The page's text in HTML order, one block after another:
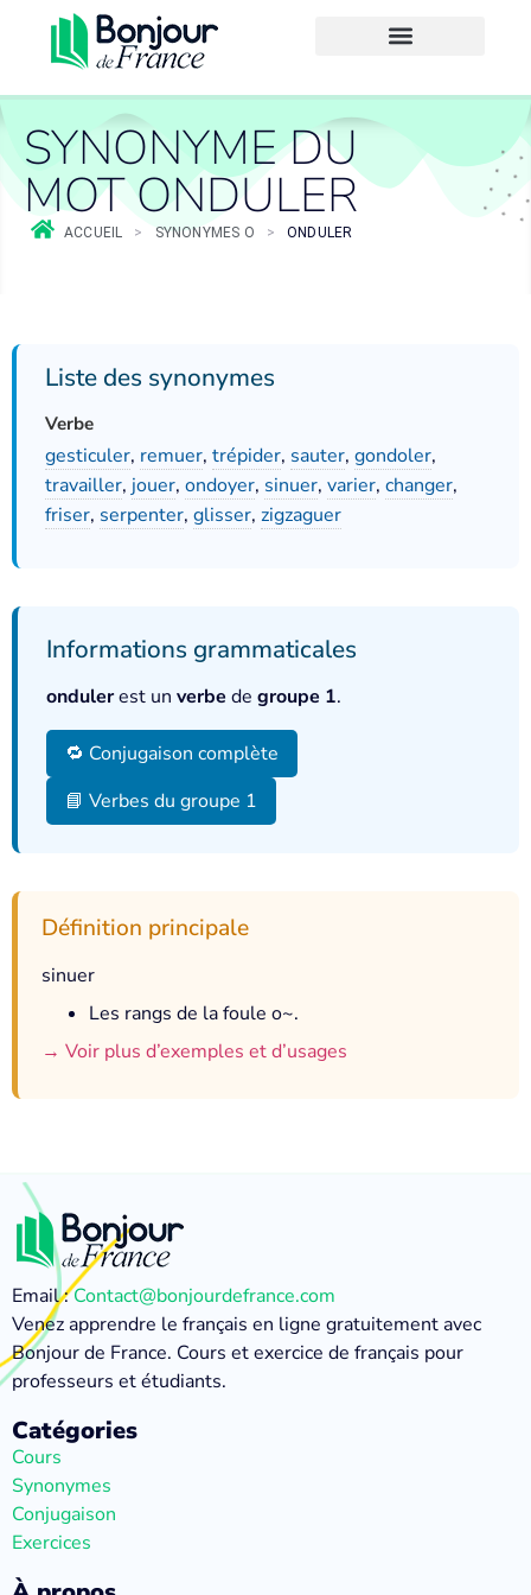
SYNONYME DU
MOT ONDULER
ACCUEIL > SYNONYMES O > ONDULER
Liste des synonymes
Verbe
gesticuler, remuer, trépider, sauter, gondoler,
travailler, jouer, ondoyer, sinuer, varier, changer,
friser, serpenter, glisser, zigzaguer
Informations grammaticales
ondulerest un verbe de groupe 1.
🔁 Conjugaison complète
📘 Verbes du groupe 1
Définition principale
sinuer
Les rangs de la foule o~.
→ Voir plus d’exemples et d’usages
Email :Contact@bonjourdefrance.com
Venez apprendre le français en ligne gratuitement avec
Bonjour de France. Cours et exercice de français pour
professeurs et étudiants.
Catégories
Cours
Synonymes
Conjugaison
Exercices